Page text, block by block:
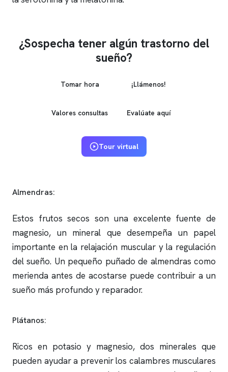
¿Sospecha tener algún trastorno del
sueño?
Tomar hora ¡Llámenos!
Valores consultas Evalúate aquí
Tour virtual
Almendras:
Estos frutos secos son una excelente fuente de
magnesio, un mineral que desempeña un papel
importante en la relajación muscular y la regulación
del sueño. Un pequeño puñado de almendras como
merienda antes de acostarse puede contribuir a un
sueño más profundo y reparador.
Plátanos:
Ricos en potasio y magnesio, dos minerales que
pueden ayudar a prevenir los calambres musculares